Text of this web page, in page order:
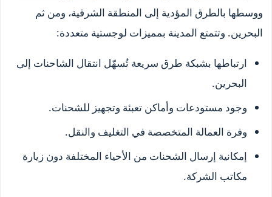
ووسطها بالطرق المؤدية إلى المنطقة الشرقية، ومن ثم
البحرين. وتتمتع المدينة بمميزات لوجستية متعددة:
ارتباطها بشبكة طرق سريعة تُسهّل انتقال الشاحنات إلى
البحرين.
وجود مستودعات وأماكن تعبئة وتجهيز للشحنات.
وفرة العمالة المتخصصة في التغليف والنقل.
إمكانية إرسال الشحنات من الأحياء المختلفة دون زيارة
مكاتب الشركة.